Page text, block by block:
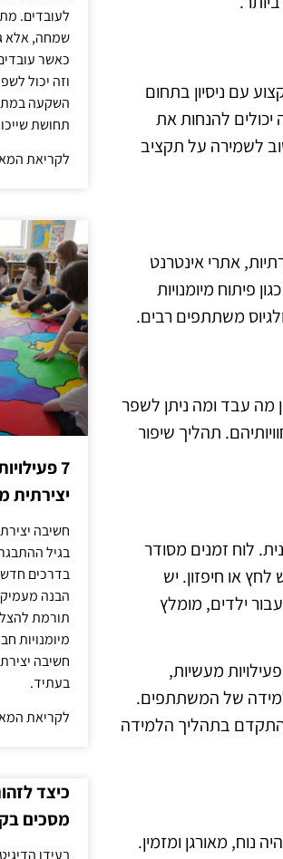
עם ניסיון בתחום
יכולים להנחות את
לשמירה על תקציב
אתרי אינטרנט
פיתוח מיומנויות
משתתפים רבים.
מה עבד ומה ניתן לשפר
תהליך שיפור
לוח זמנים מסודר
או חיפזון. יש
ילדים, מומלץ
מעשיות,
של המשתתפים.
בתהליך הלמידה
מאורגן ומזמין.
לעובדים.
שמחה, אלא
כאשר
וזה יכול
השקעה
תחושת
לקריאת
7
יצירתית
חשיבה
בגיל
בדרכים
הבנה
תורמת
מיומנויות
חשיבה
בעתיד.
לקריאת
כיצד
מסכים
בעידן